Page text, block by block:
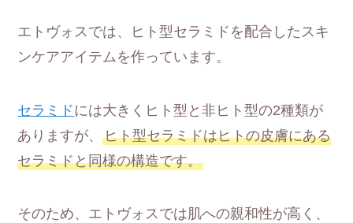
エトヴォスでは、ヒト型セラミドを配合したスキ
ンケアアイテムを作っています。
セラミドには大きくヒト型と非ヒト型の2種類が
ありますが、ヒト型セラミドはヒトの皮膚にある
セラミドと同様の構造です。
そのため、エトヴォスでは肌への親和性が高く、